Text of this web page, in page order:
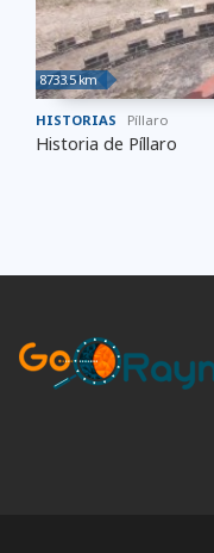
8733.5 km
HISTORIAS Píllaro
Historia de Píllaro